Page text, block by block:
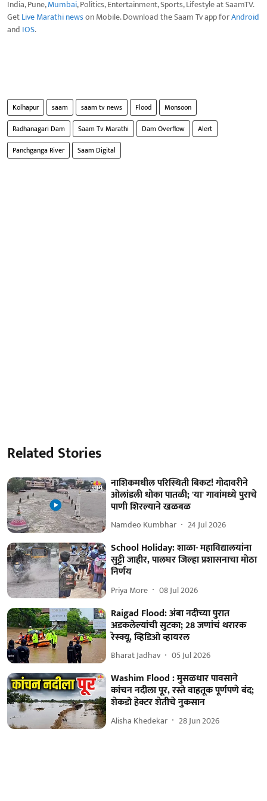
India, Pune,Mumbai, Politics, Entertainment, Sports, Lifestyle at SaamTV.
GetLive Marathi newson Mobile. Download the Saam Tv app forAndroid
and IOS.
Kolhapur saam saam tv news Flood
Monsoon
Radhanagari Dam
Saam Tv Marathi Dam Overflow
Alert
Panchganga River
Saam Digital
Related Stories
नाशिकमधील परिस्थिती बिकट! गोदावरीने
ओलांडली धोका पातळी; 'या' गावांमध्ये पुराचे
पाणी शिरल्याने खळबळ
Namdeo Kumbhar 24 Jul 2026
School Holiday: शाळा- महाविद्यालयांना
सुट्टी जाहीर, पालघर जिल्हा प्रशासनाचा मोठा
निर्णय
Priya More 08 Jul 2026
Raigad Flood: अंबा नदीच्या पुरात
अडकलेल्यांची सुटका; 28 जणांचं थरारक
रेस्क्यू, व्हिडिओ व्हायरल
Bharat Jadhav 05 Jul 2026
Washim Flood : मुसळधार पावसाने
कांचन नदीला पूर, रस्ते वाहतूक पूर्णपणे बंद;
शेकडो हेक्टर शेतीचे नुकसान
Alisha Khedekar 28 Jun 2026